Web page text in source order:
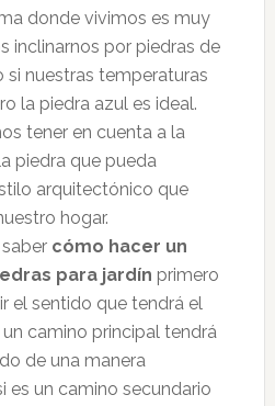
donde vivimos es muy
inclinarnos por piedras de
si nuestras temperaturas
la piedra azul es ideal.
tener en cuenta a la
piedra que pueda
arquitectónico que
hogar.
cómo hacer un
para jardín primero
el sentido que tendrá el
un camino principal tendrá
de una manera
es un camino secundario